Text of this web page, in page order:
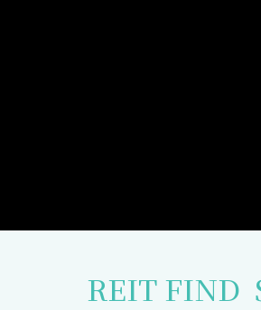
REIT FIND